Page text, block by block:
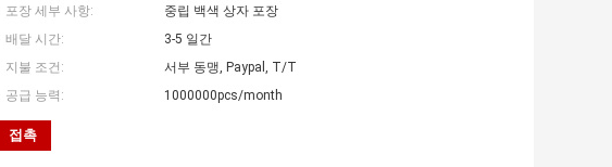
포장 세부 사항:
중립 백색 상자 포장
배달 시간:
3-5 일간
지불 조건:
서부 동맹, Paypal, T/T
공급 능력:
1000000pcs/month
접촉